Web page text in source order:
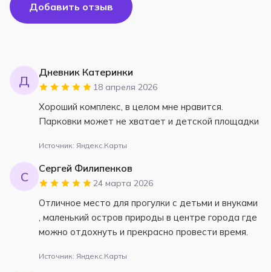
Добавить отзыв
Д
Дневник Катеринки
18 апреля 2026
Хороший комплекс, в целом мне нравится.
Парковки может не хватает и детской площадки
Источник: Яндекс.Карты
С
Сергей Филипенков
24 марта 2026
Отличное место для прогулки с детьми и внуками
, маленький остров природы в центре города где
можно отдохнуть и прекрасно провести время.
Источник: Яндекс.Карты